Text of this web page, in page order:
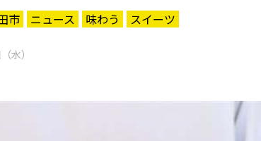
市 ニュース 味わう スイーツ
水）